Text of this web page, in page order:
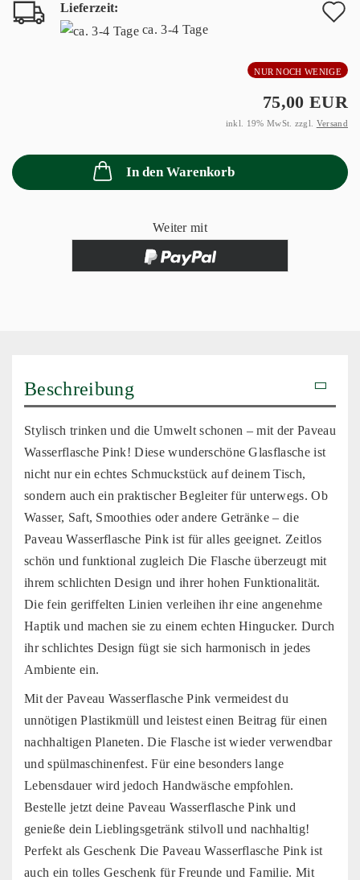
Lieferzeit:
ca. 3-4 Tage
NUR NOCH WENIGE
75,00 EUR
inkl. 19% MwSt. zzgl. Versand
In den Warenkorb
Weiter mit
Beschreibung
Stylisch trinken und die Umwelt schonen – mit der Paveau
Wasserflasche Pink! Diese wunderschöne Glasflasche ist
nicht nur ein echtes Schmuckstück auf deinem Tisch,
sondern auch ein praktischer Begleiter für unterwegs. Ob
Wasser, Saft, Smoothies oder andere Getränke – die
Paveau Wasserflasche Pink ist für alles geeignet. Zeitlos
schön und funktional zugleich Die Flasche überzeugt mit
ihrem schlichten Design und ihrer hohen Funktionalität.
Die fein geriffelten Linien verleihen ihr eine angenehme
Haptik und machen sie zu einem echten Hingucker. Durch
ihr schlichtes Design fügt sie sich harmonisch in jedes
Ambiente ein.
Mit der Paveau Wasserflasche Pink vermeidest du
unnötigen Plastikmüll und leistest einen Beitrag für einen
nachhaltigen Planeten. Die Flasche ist wieder verwendbar
und spülmaschinenfest. Für eine besonders lange
Lebensdauer wird jedoch Handwäsche empfohlen.
Bestelle jetzt deine Paveau Wasserflasche Pink und
genieße dein Lieblingsgetränk stilvoll und nachhaltig!
Perfekt als Geschenk Die Paveau Wasserflasche Pink ist
auch ein tolles Geschenk für Freunde und Familie. Mit